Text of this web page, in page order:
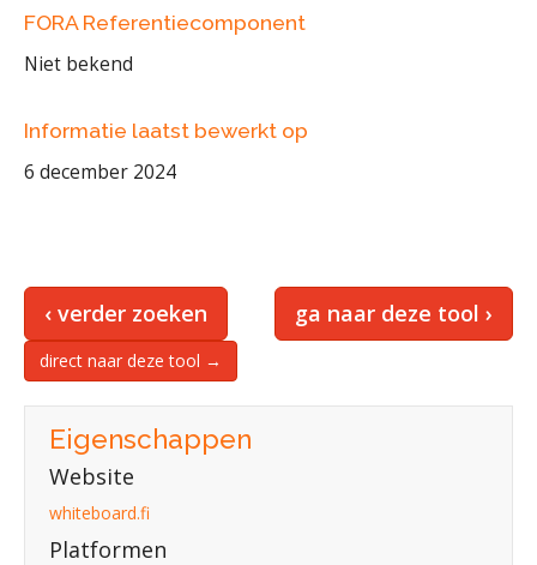
FORA Referentiecomponent
Niet bekend
Informatie laatst bewerkt op
6 december 2024
‹ verder zoeken ga naar deze tool ›
direct naar deze tool →
Eigenschappen
Website
whiteboard.fi
Platformen